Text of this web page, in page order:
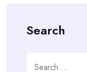
Search
Search